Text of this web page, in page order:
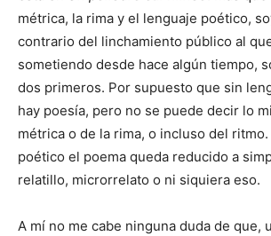
métrica, la rima y el lenguaje poético,
contrario del linchamiento público al
sometiendo desde hace algún tiempo,
dos primeros. Por supuesto que sin
hay poesía, pero no se puede decir lo
métrica o de la rima, o incluso del
poético el poema queda reducido a
relatillo, microrrelato o ni siquiera eso.
A mí no me cabe ninguna duda de que,